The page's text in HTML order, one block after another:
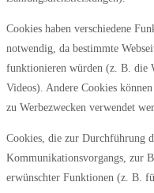
Cookies haben verschiedene
notwendig, da bestimmte
funktionieren würden (z. B. die
Videos). Andere Cookies
zu Werbezwecken verwendet
Cookies, die zur Durchführung
Kommunikationsvorgangs, zur
erwünschter Funktionen (z. B.